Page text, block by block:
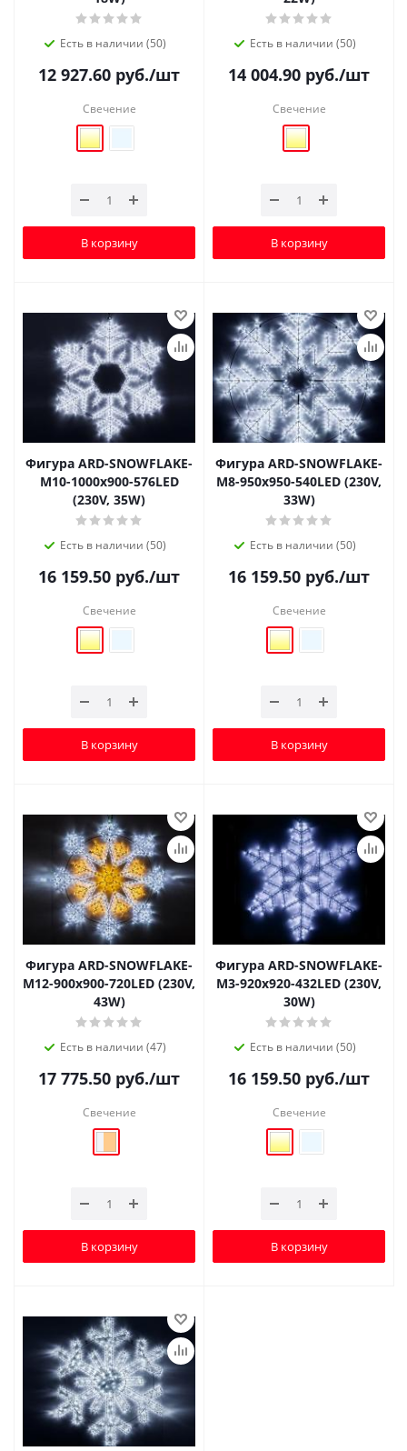
Есть в наличии (50)
12 927.60 руб./шт
Свечение
В корзину
Есть в наличии (50)
14 004.90 руб./шт
Свечение
В корзину
Фигура ARD-SNOWFLAKE-
M10-1000x900-576LED
(230V, 35W)
Есть в наличии (50)
16 159.50 руб./шт
Свечение
В корзину
Фигура ARD-SNOWFLAKE-
M8-950x950-540LED (230V,
33W)
Есть в наличии (50)
16 159.50 руб./шт
Свечение
В корзину
Фигура ARD-SNOWFLAKE-
M12-900x900-720LED (230V,
43W)
Есть в наличии (47)
17 775.50 руб./шт
Свечение
В корзину
Фигура ARD-SNOWFLAKE-
M3-920x920-432LED (230V,
30W)
Есть в наличии (50)
16 159.50 руб./шт
Свечение
В корзину